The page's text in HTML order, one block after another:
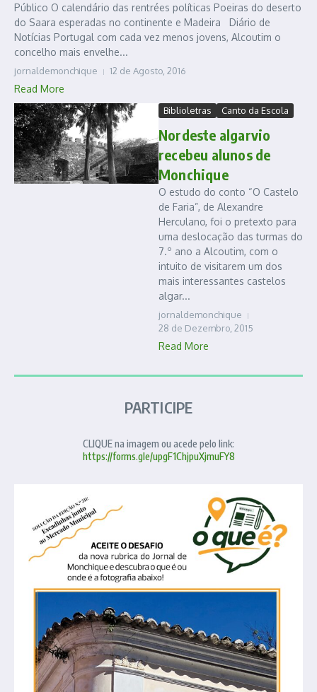
Público O calendário das rentrées políticas Poeiras do deserto
do Saara esperadas no continente e Madeira Diário de
Notícias Portugal com cada vez menos jovens, Alcoutim o
concelho mais envelhe...
jornaldemonchique 12 de Agosto, 2016
Read More
Biblioletras Canto da Escola
Nordeste algarvio
recebeu alunos de
Monchique
O estudo do conto “O Castelo
de Faria”, de Alexandre
Herculano, foi o pretexto para
uma deslocação das turmas do
7.º ano a Alcoutim, com o
intuito de visitarem um dos
mais interessantes castelos
algar...
jornaldemonchique
28 de Dezembro, 2015
Read More
PARTICIPE
CLIQUE na imagem ou acede pelo link:
https://forms.gle/upgF1ChjpuXjmuFY8